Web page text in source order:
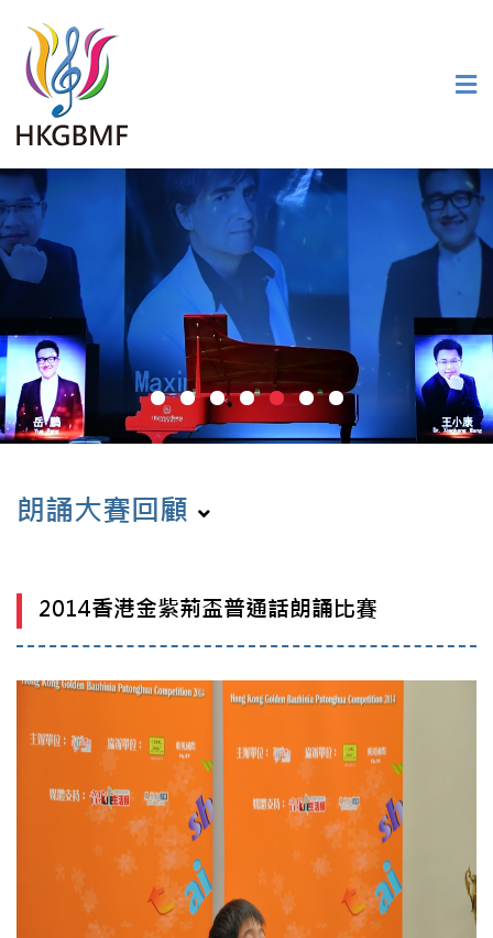
朗誦大賽回顧
2014香港金紫荊盃普通話朗誦比賽